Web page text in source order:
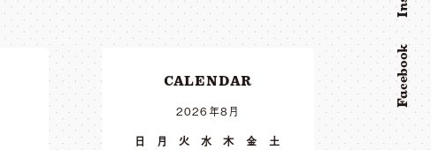
CALENDAR
2026年8月
日
月 火 水 木 金
土
Facebook